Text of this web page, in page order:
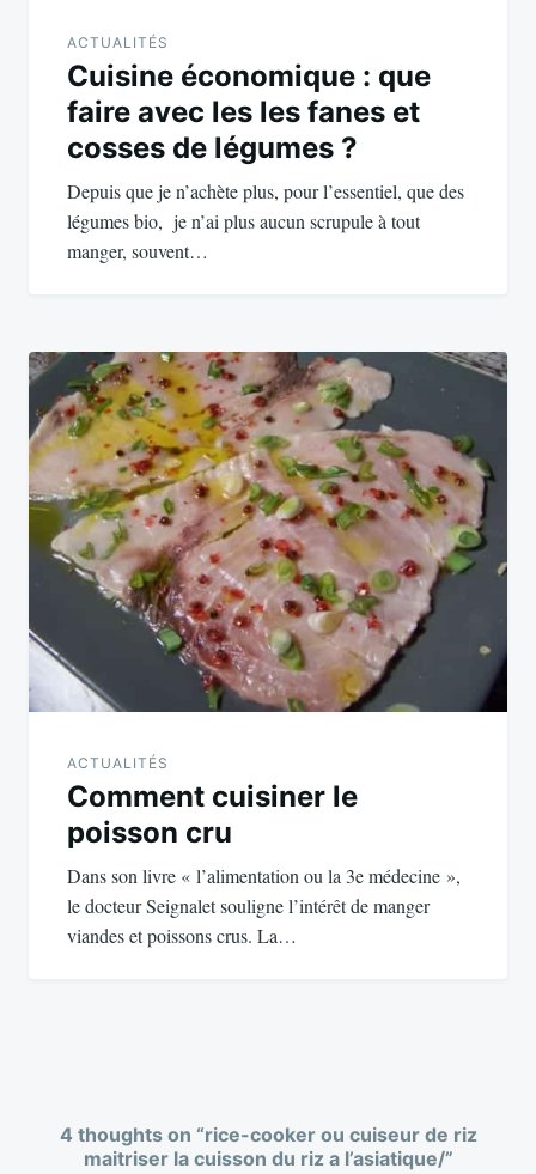
ACTUALITÉS
Cuisine économique : que
faire avec les les fanes et
cosses de légumes ?
Depuis que je n’achète plus, pour l’essentiel, que des
légumes bio, je n’ai plus aucun scrupule à tout
manger, souvent…
ACTUALITÉS
Comment cuisiner le
poisson cru
Dans son livre « l’alimentation ou la 3e médecine »,
le docteur Seignalet souligne l’intérêt de manger
viandes et poissons crus. La…
4 thoughts on “rice-cooker ou cuiseur de riz
maitriser la cuisson du riz a l’asiatique/”